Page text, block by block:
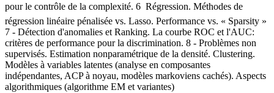
pour le contrôle de la complexité. 6  Régression. Méthodes de
régression linéaire pénalisée vs. Lasso. Performance vs. « Sparsity »
7 - Détection d'anomalies et Ranking. La courbe ROC et l'AUC:
critères de performance pour la discrimination. 8 - Problèmes non
supervisés. Estimation nonparamétrique de la densité. Clustering.
Modèles à variables latentes (analyse en composantes
indépendantes, ACP à noyau, modèles markoviens cachés). Aspects
algorithmiques (algorithme EM et variantes)